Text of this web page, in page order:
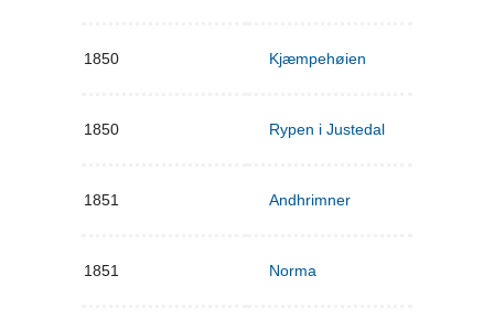
1850 Kjæmpehøien
1850 Rypen i Justedal
1851 Andhrimner
1851 Norma